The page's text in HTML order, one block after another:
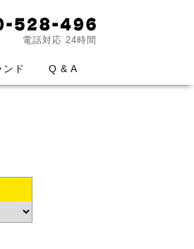
電話対応 24時間
ンド Q & A